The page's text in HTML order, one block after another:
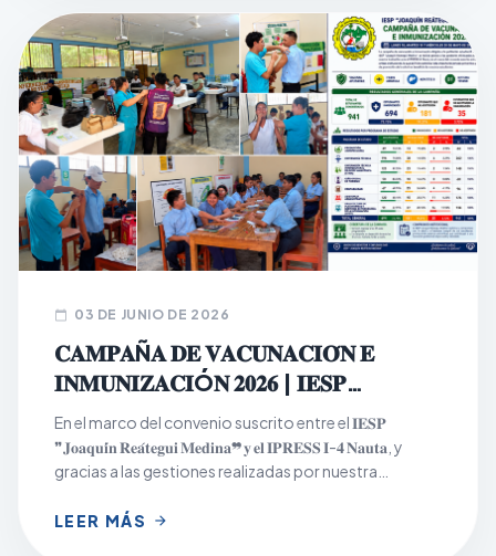
calendar_today 03 DE JUNIO DE 2026
𝐂𝐀𝐌𝐏𝐀Ñ𝐀 𝐃𝐄 𝐕𝐀𝐂𝐔𝐍𝐀𝐂𝐈𝐎́𝐍 𝐄
𝐈𝐍𝐌𝐔𝐍𝐈𝐙𝐀𝐂𝐈Ó𝐍 𝟐𝟎𝟐𝟔 | 𝐈𝐄𝐒𝐏
𝐉𝐎𝐀𝐐𝐔𝐈́𝐍 𝐑𝐄𝐀́𝐓𝐄𝐆𝐔𝐈 𝐌𝐄𝐃𝐈𝐍𝐀
En el marco del convenio suscrito entre el 𝐈𝐄𝐒𝐏
❞𝐉𝐨𝐚𝐪𝐮𝐢́𝐧 𝐑𝐞𝐚́𝐭𝐞𝐠𝐮𝐢 𝐌𝐞𝐝𝐢𝐧𝐚❞ 𝐲 𝐞𝐥 𝐈𝐏𝐑𝐄𝐒𝐒 𝐈-𝟒 𝐍𝐚𝐮𝐭𝐚, y
gracias a las gestiones realizadas por nuestra
Vacunación e Inmunización 2026, dirigida a la
LEER MÁS arrow_forward